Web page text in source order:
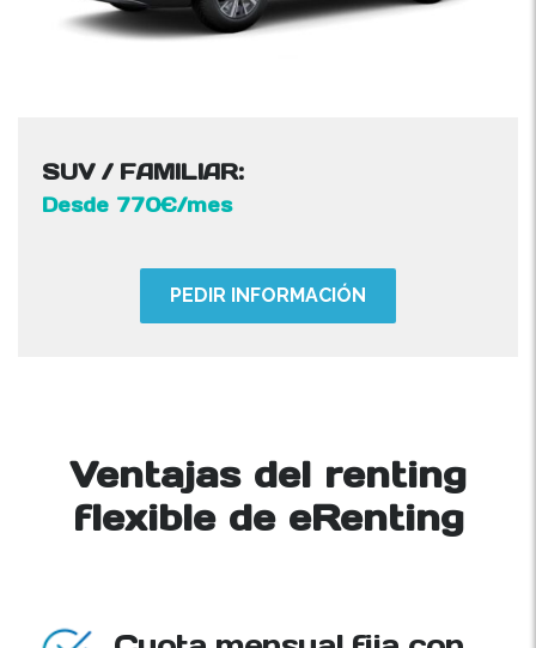
SUV / FAMILIAR:
Desde 770€/mes
PEDIR INFORMACIÓN
Ventajas del renting
flexible de eRenting